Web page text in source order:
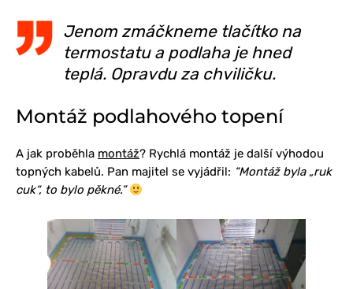
Jenom zmáčkneme tlačítko na
termostatu a podlaha je hned
teplá. Opravdu za chviličku.
Montáž podlahového topení
A jak proběhla montáž? Rychlá montáž je další výhodou
topných kabelů. Pan majitel se vyjádřil: “Montáž byla „ruk
cuk“, to bylo pěkné.”